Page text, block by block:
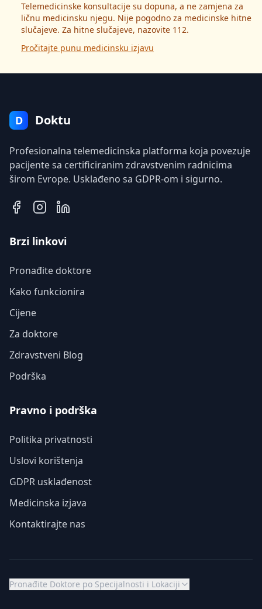
Telemedicinske konsultacije su dopuna, a ne zamjena za
ličnu medicinsku njegu. Nije pogodno za medicinske hitne
slučajeve. Za hitne slučajeve, nazovite 112.
Pročitajte punu medicinsku izjavu
D Doktu
Profesionalna telemedicinska platforma koja povezuje
pacijente sa certificiranim zdravstvenim radnicima
širom Evrope. Usklađeno sa GDPR-om i sigurno.
Brzi linkovi
Pronađite doktore
Kako funkcionira
Cijene
Za doktore
Zdravstveni Blog
Podrška
Pravno i podrška
Politika privatnosti
Uslovi korištenja
GDPR usklađenost
Medicinska izjava
Kontaktirajte nas
Pronađite Doktore po Specijalnosti i Lokaciji